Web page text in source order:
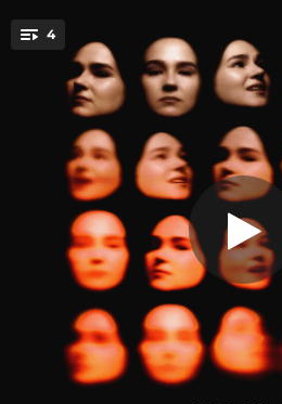
You're all set!
4